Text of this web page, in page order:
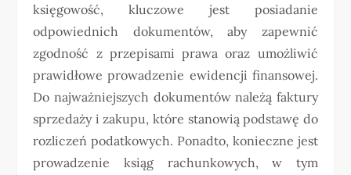
księgowość, kluczowe jest posiadanie
odpowiednich dokumentów, aby zapewnić
zgodność z przepisami prawa oraz umożliwić
prawidłowe prowadzenie ewidencji finansowej.
Do najważniejszych dokumentów należą faktury
sprzedaży i zakupu, które stanowią podstawę do
rozliczeń podatkowych. Ponadto, konieczne jest
prowadzenie ksiąg rachunkowych, w tym